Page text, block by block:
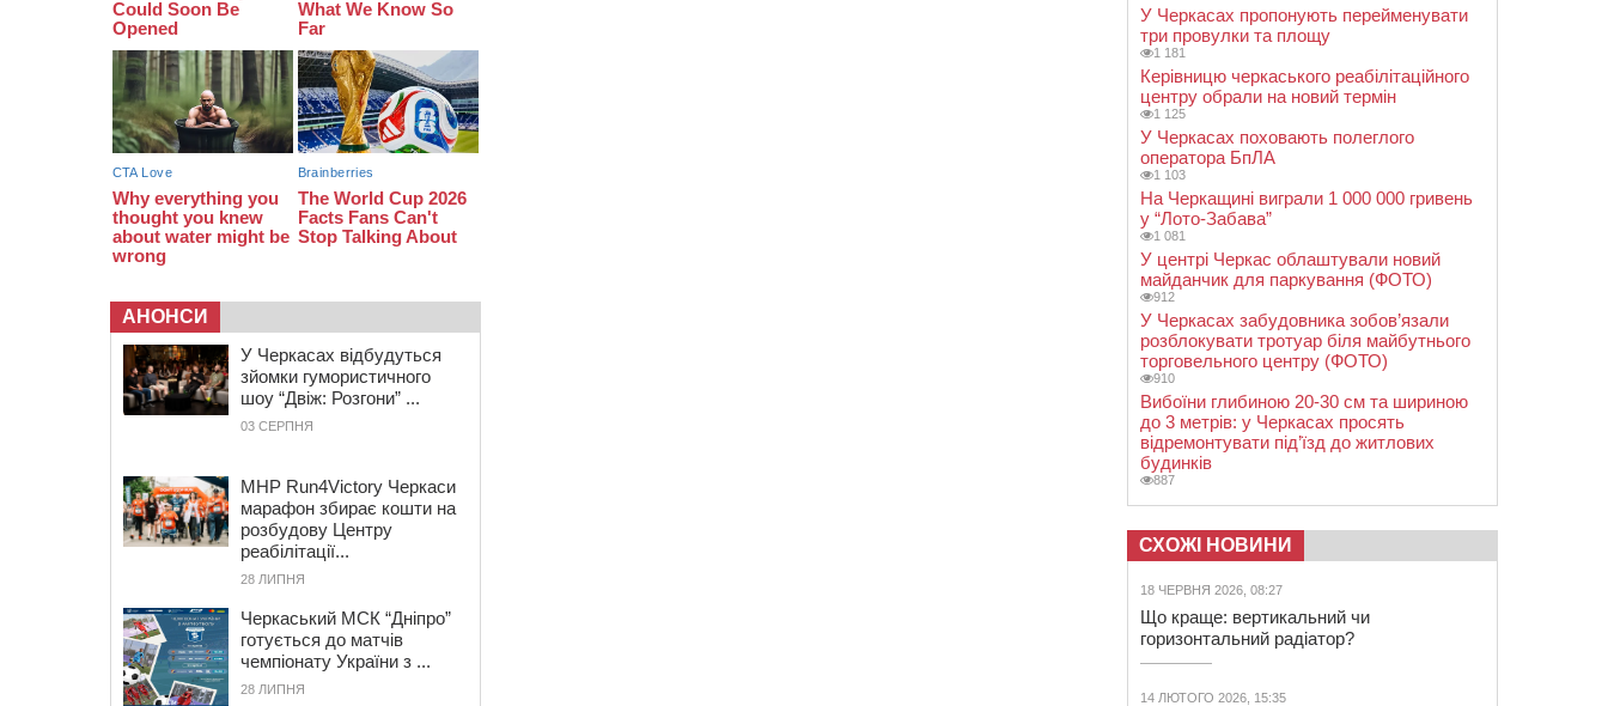
АНОНСИ
У Черкасах відбудуться
зйомки гумористичного
шоу “Двіж: Розгони” ...
03 СЕРПНЯ
MHP Run4Victory Черкаси
марафон збирає кошти на
розбудову Центру
реабілітації...
28 ЛИПНЯ
Черкаський МСК “Дніпро”
готується до матчів
чемпіонату України з ...
28 ЛИПНЯ
У Черкасах пропонують перейменувати
три провулки та площу
1 181
Керівницю черкаського реабілітаційного
центру обрали на новий термін
1 125
У Черкасах поховають полеглого
оператора БпЛА
1 103
На Черкащині виграли 1 000 000 гривень
у “Лото-Забава”
1 081
У центрі Черкас облаштували новий
майданчик для паркування (ФОТО)
912
У Черкасах забудовника зобов’язали
розблокувати тротуар біля майбутнього
торговельного центру (ФОТО)
910
Вибоїни глибиною 20-30 см та шириною
до 3 метрів: у Черкасах просять
відремонтувати під’їзд до житлових
будинків
887
СХОЖІ НОВИНИ
18 ЧЕРВНЯ 2026, 08:27
Що краще: вертикальний чи
горизонтальний радіатор?
14 ЛЮТОГО 2026, 15:35